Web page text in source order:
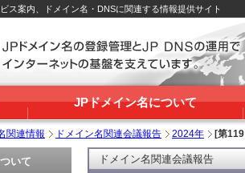
ス案内、ドメイン名・DNSに関連する情報提供サイト
JPドメイン名について
関連情報 ドメイン名関連会議報告 2024年 [第
ドメイン名関連会議報告
いて